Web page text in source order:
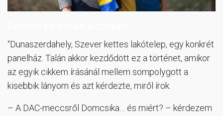
“Dunaszerdahely, Szever kettes lakótelep, egy konkrét
panelház. Talán akkor kezdődött ez a történet, amikor
az egyik cikkem írásánál mellem sompolygott a
kisebbik lányom és azt kérdezte, miről írok.
– A DAC-meccsről Domcsika… és miért? – kérdezem